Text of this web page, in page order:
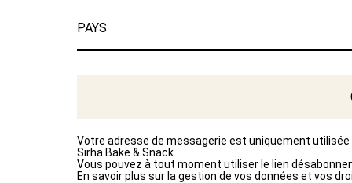
Votre adresse de messagerie est uniquement
Sirha Bake & Snack.
Vous pouvez à tout moment utiliser le lien
En savoir plus sur la gestion de vos données et vos